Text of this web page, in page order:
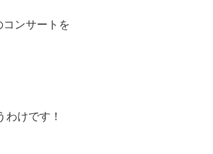
コンサートを
わけです！